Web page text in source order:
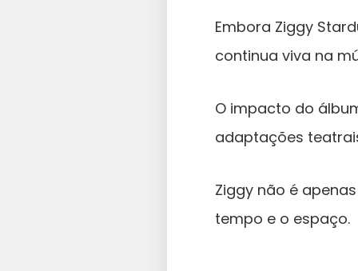
Embora Ziggy
continua viva na
O impacto do
adaptações
Ziggy não é
tempo e o espaço.